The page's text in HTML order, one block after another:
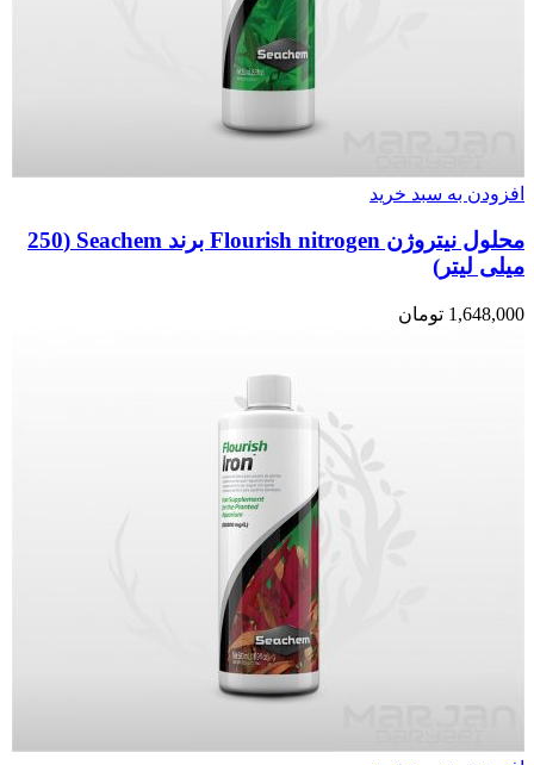
افزودن به سبد خرید
محلول نیتروژن Flourish nitrogen برند Seachem (250
میلی لیتر)
1,648,000 تومان